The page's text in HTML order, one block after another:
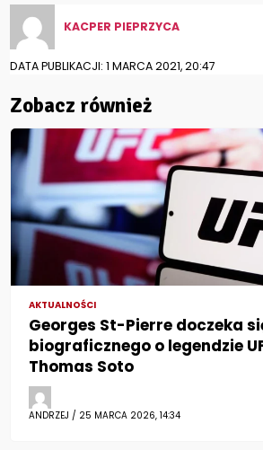
KACPER PIEPRZYCA
DATA PUBLIKACJI: 1 MARCA 2021, 20:47
Zobacz również
AKTUALNOŚCI
Georges St-Pierre doczeka
biograficznego o legendzie
Thomas Soto
ANDRZEJ / 25 MARCA 2026, 14:34